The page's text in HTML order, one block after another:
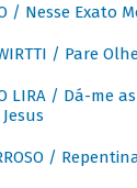
/ Nesse Exato
/ Pare
LIRA / Dá-me
/